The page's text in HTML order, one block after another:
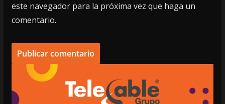
este navegador para la próxima vez que haga un
comentario.